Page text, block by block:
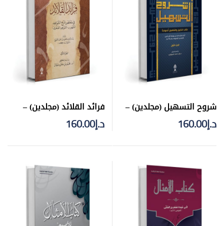
شروح التسهيل (مجلدين) –
تجليد فني
د.إ160.00
فرائد القلائد (مجلدين) –
تجليد فني
د.إ160.00